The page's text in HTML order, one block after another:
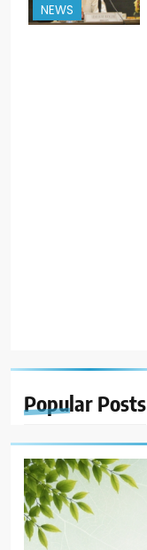
Popular Posts
NEWS